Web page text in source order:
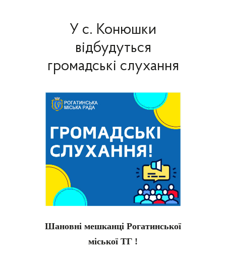
У с. Конюшки
відбудуться
громадські слухання
Шановні мешканці Рогатинської
міської ТГ !